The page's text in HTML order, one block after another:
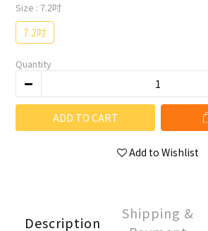
Size : 7.2吋
7.2吋
Quantity
ADD TO CART
Add to Wishlist
Description
Shipping &